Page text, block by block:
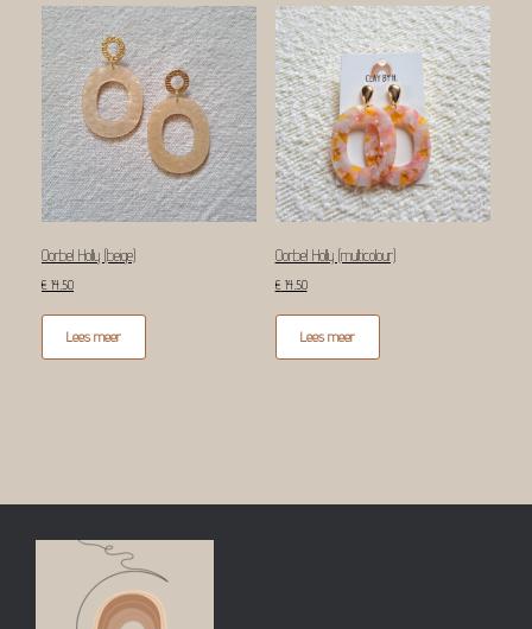
nieuwste
Oorbel Holly (beige)
€ 14,50
Lees meer
Oorbel Holly (multicolour)
€ 14,50
Lees meer